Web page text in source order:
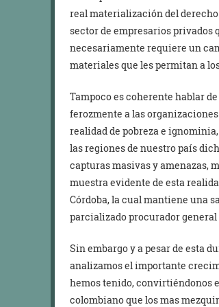
real materialización del
sector de empresarios privados
necesariamente requiere un
materiales que les permitan a
Tampoco es coherente hablar
ferozmente a las
realidad de pobreza e
las regiones de nuestro país
capturas masivas y amenazas,
muestra evidente de esta
Córdoba, la cual mantiene una
parcializado procurador general
Sin embargo y a pesar de esta
analizamos el importante
hemos tenido, convirtiéndonos
colombiano que los mas